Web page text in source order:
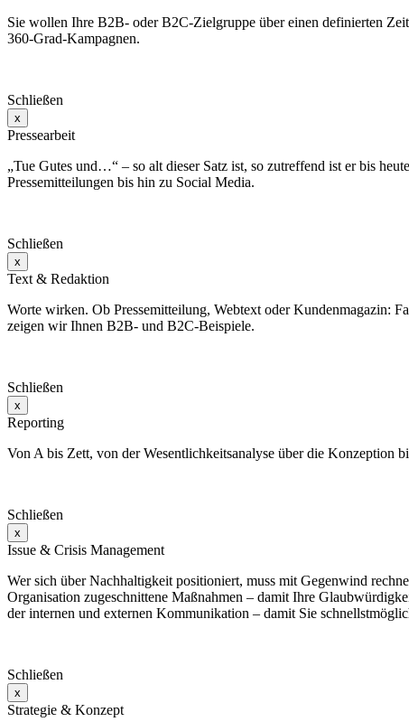
Sie wollen Ihre B2B- oder B2C-Zielgruppe über einen definierten
360-Grad-Kampagnen.
Schließen
x
Pressearbeit
„Tue Gutes und…“ – so alt dieser Satz ist, so zutreffend ist er bis
Pressemitteilungen bis hin zu Social Media.
Schließen
x
Text & Redaktion
Worte wirken. Ob Pressemitteilung, Webtext oder Kundenmagazin:
zeigen wir Ihnen B2B- und B2C-Beispiele.
Schließen
x
Reporting
Von A bis Zett, von der Wesentlichkeitsanalyse über die Konzeption
Schließen
x
Issue & Crisis Management
Wer sich über Nachhaltigkeit positioniert, muss mit Gegenwind
Organisation zugeschnittene Maßnahmen – damit Ihre
der internen und externen Kommunikation – damit Sie
Schließen
x
Strategie & Konzept